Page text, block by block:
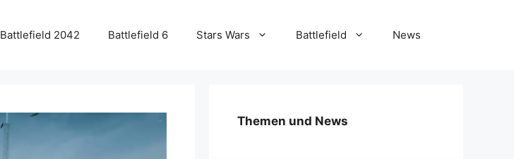
Battlefield 2042 Battlefield 6 Stars Wars Battlefield News
Themen und News